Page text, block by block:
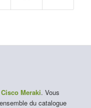
Cisco Meraki. Vous
du catalogue